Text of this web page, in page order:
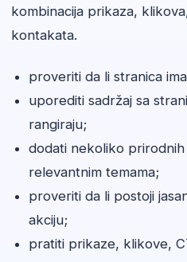
kombinacija prikaza,
kontakata.
proveriti da li stranica
uporediti sadržaj sa
rangiraju;
dodati nekoliko
relevantnim temama;
proveriti da li postoji
akciju;
pratiti prikaze, klikove,